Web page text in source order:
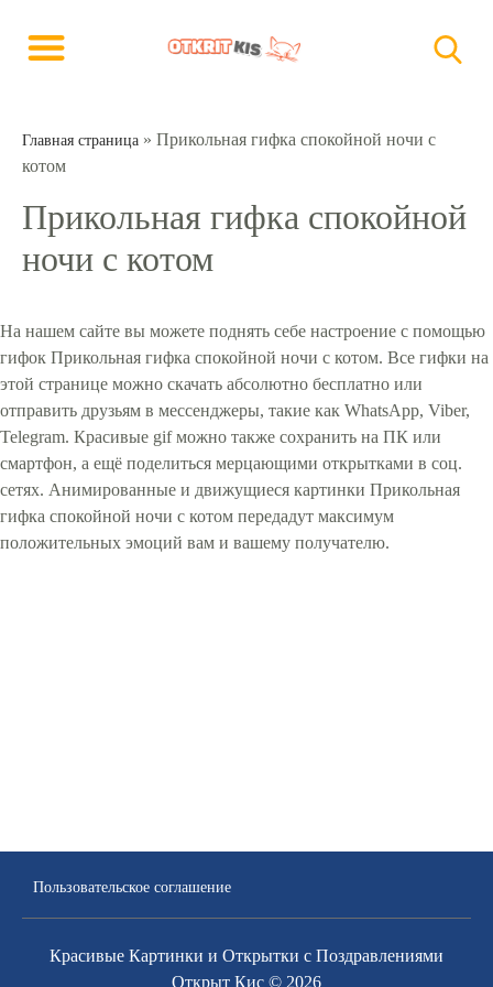
Главная страница » Прикольная гифка спокойной ночи с
котом
Прикольная гифка спокойной
ночи с котом
На нашем сайте вы можете поднять себе настроение с помощью
гифок Прикольная гифка спокойной ночи с котом. Все гифки на
этой странице можно скачать абсолютно бесплатно или
отправить друзьям в мессенджеры, такие как WhatsApp, Viber,
Telegram. Красивые gif можно также сохранить на ПК или
смартфон, а ещё поделиться мерцающими открытками в соц.
сетях. Анимированные и движущиеся картинки Прикольная
гифка спокойной ночи с котом передадут максимум
положительных эмоций вам и вашему получателю.
Пользовательское соглашение
Красивые Картинки и Открытки с Поздравлениями
Открыт Кис © 2026